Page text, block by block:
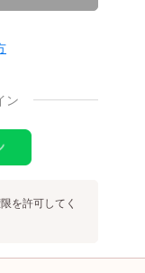
ン
を許可してく